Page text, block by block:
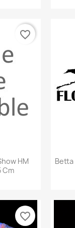
HM
Cm
favorite_border
Betta
favorite_border